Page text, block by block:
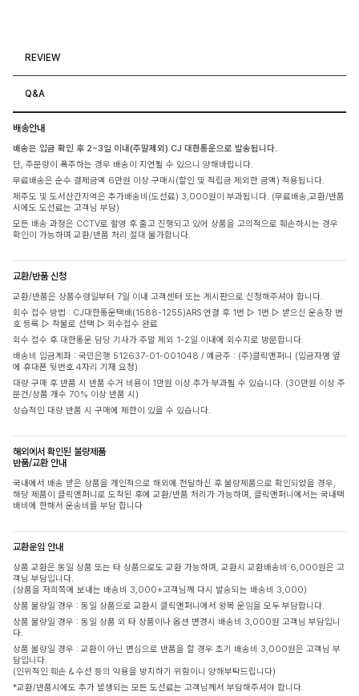
REVIEW
Q&A
배송안내
배송은 입금 확인 후 2~3일 이내(주말제외) CJ 대한통운으로 발송됩니다.
단, 주문량이 폭주하는 경우 배송이 지연될 수 있으니 양해바랍니다.
무료배송은 순수 결제금액 6만원 이상 구매시(할인 및 적립금 제외한 금액) 적용됩니다.
제주도 및 도서산간지역은 추가배송비(도선료) 3,000원이 부과됩니다. (무료배송,교환/반품
시에도 도선료는 고객님 부담)
모든 배송 과정은 CCTV로 촬영 후 출고 진행되고 있어 상품을 고의적으로 훼손하시는 경우
확인이 가능하며 교환/반품 처리 절대 불가합니다.
교환/반품 신청
교환/반품은 상품수령일부터 7일 이내 고객센터 또는 게시판으로 신청해주셔야 합니다.
회수 접수 방법 : CJ대한통운택배(1588-1255)ARS 연결 후 1번 ▷ 1번 ▷ 받으신 운송장 번
호 등록 ▷ 착불로 선택 ▷ 회수접수 완료
회수 접수 후 대한통운 담당 기사가 주말 제외 1-2일 이내에 회수지로 방문합니다.
배송비 입금계좌 : 국민은행 512637-01-001048 / 예금주 : (주)클릭앤퍼니 (입금자명 옆
에 휴대폰 뒷번호 4자리 기재 요청)
대량 구매 후 반품 시 반품 수거 비용이 1만원 이상 추가 부과될 수 있습니다. (30만원 이상 주
문건/상품 개수 70% 이상 반품 시)
상습적인 대량 반품 시 구매에 제한이 있을 수 있습니다.
해외에서 확인된 불량제품
반품/교환 안내
국내에서 배송 받은 상품을 개인적으로 해외에 전달하신 후 불량제품으로 확인되었을 경우,
해당 제품이 클릭앤퍼니로 도착된 후에 교환/반품 처리가 가능하며, 클릭앤퍼니에서는 국내택
배비에 한해서 운송비를 부담 합니다
교환운임 안내
상품 교환은 동일 상품 또는 타 상품으로도 교환 가능하며, 교환시 교환배송비 6,000원은 고
객님 부담입니다.
(상품을 저희쪽에 보내는 배송비 3,000+고객님께 다시 발송되는 배송비 3,000)
상품 불량일 경우 : 동일 상품으로 교환시 클릭앤퍼니에서 왕복 운임을 모두 부담합니다.
상품 불량일 경우 : 동일 상품 외 타 상품이나 옵션 변경시 배송비 3,000원 고객님 부담입니
다.
상품 불량일 경우 : 교환이 아닌 변심으로 반품을 할 경우 초기 배송비 3,000원은 고객님 부
담입니다.
(인위적인 훼손 & 수선 등의 악용을 방지하기 위함이니 양해부탁드립니다)
*교환/반품시에도 추가 발생되는 모든 도선료는 고객님께서 부담해주셔야 합니다.